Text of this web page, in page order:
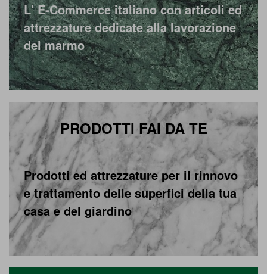
L'E-Commerceitaliano con articoli ed
attrezzature dedicate alla lavorazione
del marmo
PRODOTTI FAI DA TE
Prodotti ed attrezzature per il rinnovo
e trattamento delle superfici della tua
casa e del giardino